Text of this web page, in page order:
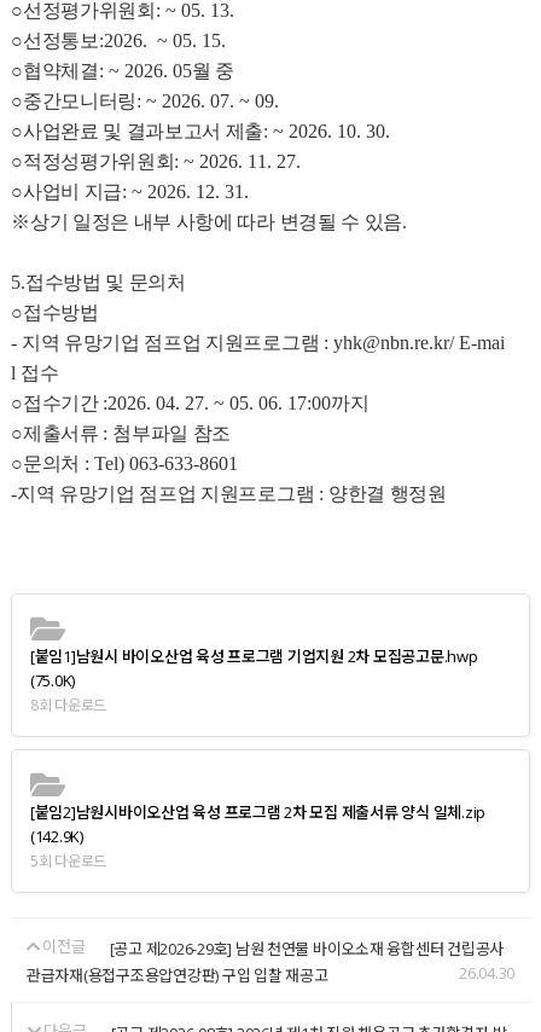
○선정평가위원회 : ~ 05. 13.
○선정통보 :2026. ~ 05. 15.
○협약체결: ~ 2026. 05월 중
○중간모니터링: ~ 2026. 07. ~ 09.
○사업완료 및 결과보고서 제출: ~ 2026. 10. 30.
○적정성평가위원회 : ~ 2026. 11. 27.
○사업비 지급: ~ 2026. 12. 31.
※상기 일정은 내부 사항에 따라 변경될 수 있음.
5.접수방법 및 문의처
○접수방법
- 지역 유망기업 점프업 지원프로그램 : yhk@nbn.re.kr/ E-mai
l 접수
○접수기간 :2026. 04. 27. ~ 05. 06. 17:00까지
○제출서류 : 첨부파일 참조
○문의처 : Tel) 063-633-8601
-지역 유망기업 점프업 지원프로그램 : 양한결 행정원
[붙임1]남원시 바이오산업 육성 프로그램 기업지원 2차 모집공고문.hwp
(75.0K)
8회 다운로드
[붙임2]남원시바이오산업 육성 프로그램 2차 모집 제출서류 양식 일체.zip
(142.9K)
5회 다운로드
이전글
[공고 제2026-29호] 남원 천연물 바이오소재 융합센터 건립공사
관급자재(용접구조용압연강판) 구입 입찰 재공고
26.04.30